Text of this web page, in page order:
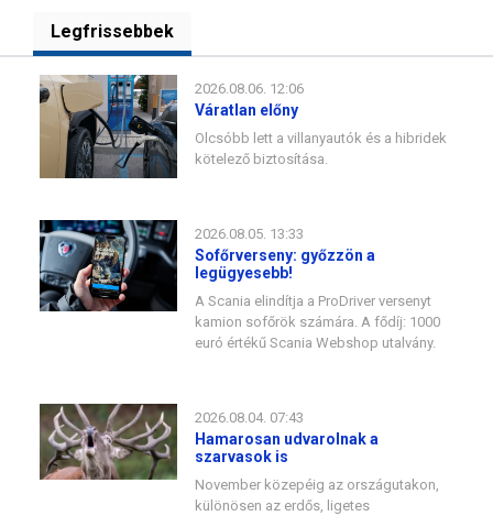
Legfrissebbek
2026.08.06. 12:06
Váratlan előny
Olcsóbb lett a villanyautók és a hibridek
kötelező biztosítása.
2026.08.05. 13:33
Sofőrverseny: győzzön a
legügyesebb!
A Scania elindítja a ProDriver versenyt
kamion sofőrök számára. A fődíj: 1000
euró értékű Scania Webshop utalvány.
2026.08.04. 07:43
Hamarosan udvarolnak a
szarvasok is
November közepéig az országutakon,
különösen az erdős, ligetes